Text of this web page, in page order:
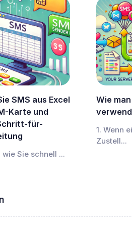
SMS aus Excel
Karte und
für-
Sie schnell ...
Wie
1. Wenn
Zustell...